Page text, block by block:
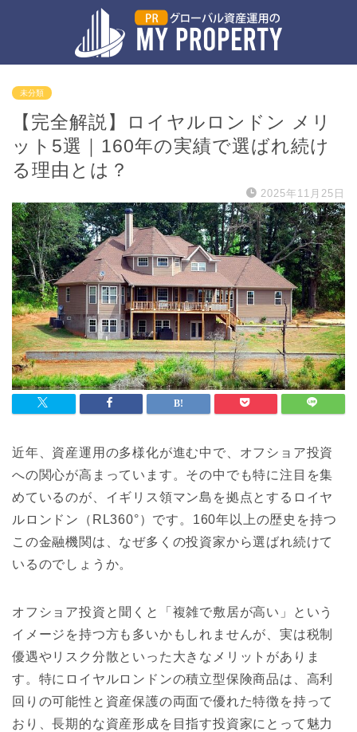
未分類
【完全解説】ロイヤルロンドン メリ
ット5選｜160年の実績で選ばれ続け
る理由とは？
2025年11月25日
近年、資産運用の多様化が進む中で、オフショア投資
への関心が高まっています。その中でも特に注目を集
めているのが、イギリス領マン島を拠点とするロイヤ
ルロンドン（RL360°）です。160年以上の歴史を持つ
この金融機関は、なぜ多くの投資家から選ばれ続けて
いるのでしょうか。
オフショア投資と聞くと「複雑で敷居が高い」という
イメージを持つ方も多いかもしれませんが、実は税制
優遇やリスク分散といった大きなメリットがありま
す。特にロイヤルロンドンの積立型保険商品は、高利
回りの可能性と資産保護の両面で優れた特徴を持って
おり、長期的な資産形成を目指す投資家にとって魅力